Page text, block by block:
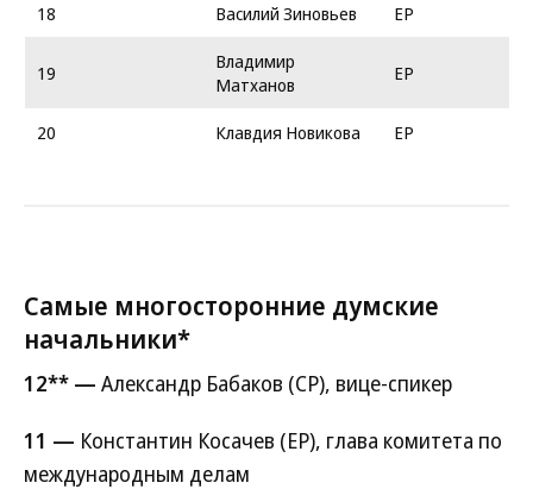
18 Василий Зиновьев ЕР
19
Владимир
Матханов
ЕР
20 Клавдия Новикова ЕР
Самые многосторонние думские
начальники*
12** — Александр Бабаков (СР), вице-спикер
11 — Константин Косачев (ЕР), глава комитета по
международным делам